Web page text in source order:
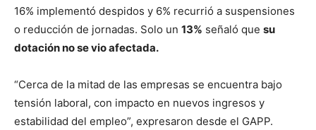
16% implementó despidos y 6% recurrió a suspensiones
o reducción de jornadas. Solo un 13% señaló que su
dotación no se vio afectada.
“Cerca de la mitad de las empresas se encuentra bajo
tensión laboral, con impacto en nuevos ingresos y
estabilidad del empleo”, expresaron desde el GAPP.